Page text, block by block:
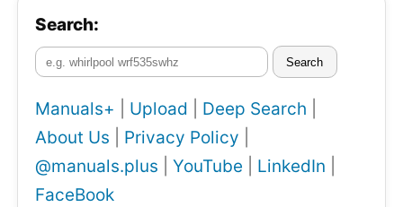
Search:
Search
Manuals+ Upload Deep Search
About Us
Privacy Policy
@manuals.plus
YouTube LinkedIn
FaceBook